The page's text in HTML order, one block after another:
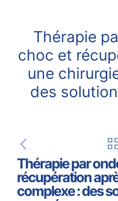
Thérapie
choc et
une
des
Thérapie par
récupération
complexe : des